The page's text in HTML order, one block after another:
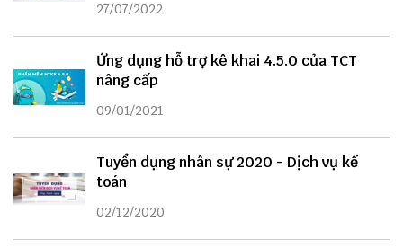
27/07/2022
Ứng dụng hỗ trợ kê khai 4.5.0 của TCT
nâng cấp
09/01/2021
Tuyển dụng nhân sự 2020 - Dịch vụ kế
toán
02/12/2020